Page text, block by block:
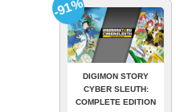
DIGIMON STORY
CYBER SLEUTH:
COMPLETE EDITION
-91%